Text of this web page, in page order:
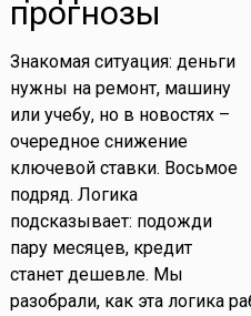
прогнозы
Знакомая ситуация: деньги
нужны на ремонт, машину
или учебу, но в новостях –
очередное снижение
ключевой ставки. Восьмое
подряд. Логика
подсказывает: подожди
пару месяцев, кредит
станет дешевле. Мы
разобрали, как эта логика